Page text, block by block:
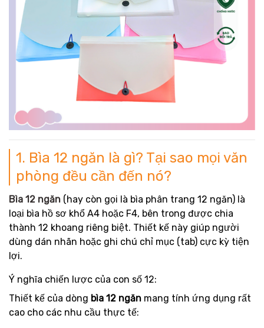
1. Bìa 12 ngăn là gì? Tại sao mọi văn
phòng đều cần đến nó?
Bìa 12 ngăn (hay còn gọi là bìa phân trang 12 ngăn) là
loại bìa hồ sơ khổ A4 hoặc F4, bên trong được chia
thành 12 khoang riêng biệt. Thiết kế này giúp người
dùng dán nhãn hoặc ghi chú chỉ mục (tab) cực kỳ tiện
lợi.
Ý nghĩa chiến lược của con số 12:
Thiết kế của dòng bìa 12 ngăn mang tính ứng dụng rất
cao cho các nhu cầu thực tế: